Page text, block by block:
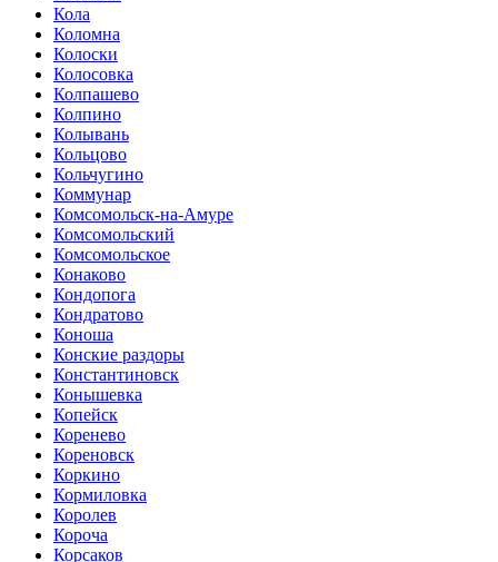
Кола
Коломна
Колоски
Колосовка
Колпашево
Колпино
Колывань
Кольцово
Кольчугино
Коммунар
Комсомольск-на-Амуре
Комсомольский
Комсомольское
Конаково
Кондопога
Кондратово
Коноша
Конские раздоры
Константиновск
Конышевка
Копейск
Коренево
Кореновск
Коркино
Кормиловка
Королев
Короча
Корсаков